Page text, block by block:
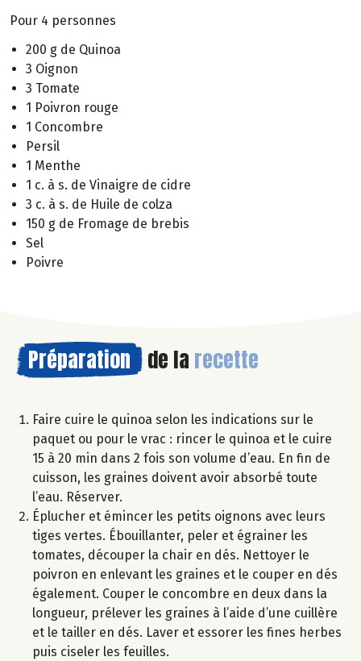
Pour 4 personnes
200 g de Quinoa
3 Oignon
3 Tomate
1 Poivron rouge
1 Concombre
Persil
1 Menthe
1 c. à s. de Vinaigre de cidre
3 c. à s. de Huile de colza
150 g de Fromage de brebis
Sel
Poivre
Préparation de la recette
Faire cuire le quinoa selon les indications sur le
paquet ou pour le vrac : rincer le quinoa et le cuire
15 à 20 min dans 2 fois son volume d’eau. En fin de
cuisson, les graines doivent avoir absorbé toute
l’eau. Réserver.
Éplucher et émincer les petits oignons avec leurs
tiges vertes. Ébouillanter, peler et égrainer les
tomates, découper la chair en dés. Nettoyer le
poivron en enlevant les graines et le couper en dés
également. Couper le concombre en deux dans la
longueur, prélever les graines à l’aide d’une cuillère
et le tailler en dés. Laver et essorer les fines herbes
puis ciseler les feuilles.